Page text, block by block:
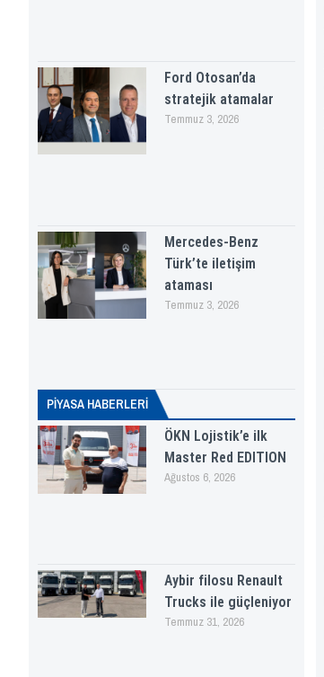
Ford Otosan’da
stratejik atamalar
Temmuz 3, 2026
Mercedes-Benz
Türk’te iletişim
ataması
Temmuz 3, 2026
PİYASA HABERLERI
ÖKN Lojistik’e ilk
Master Red EDITION
Ağustos 6, 2026
Aybir filosu Renault
Trucks ile güçleniyor
Temmuz 31, 2026